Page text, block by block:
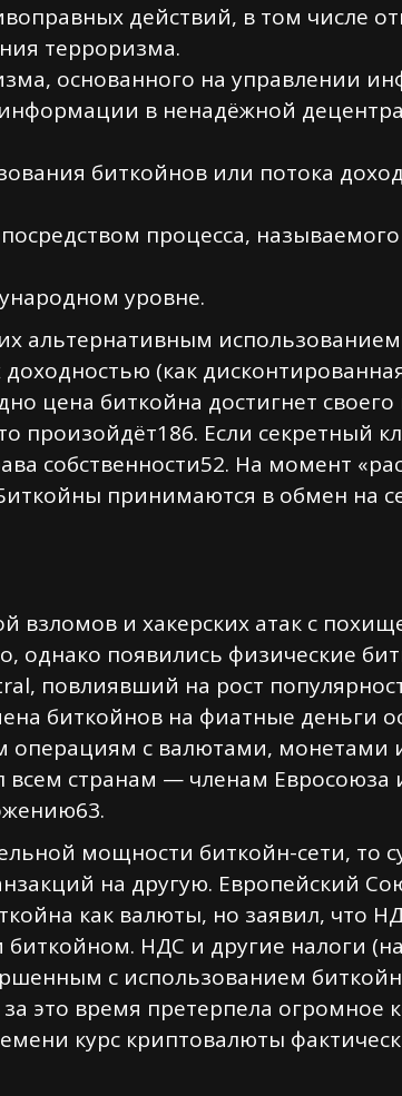
действий, в том числе
терроризма.
основанного на управлении
в ненадёжной
биткойнов или потока
процесса,
уровне.
альтернативным использованием
(как
цена биткойна достигнет своего
произойдёт186. Если секретный
собственности52. На момент
принимаются в обмен на
взломов и хакерских атак с
однако появились физические
повлиявший на рост
биткойнов на фиатные деньги
операциям с валютами, монетами
странам — членам Евросоюза
мощности биткойн-сети, то
на другую. Европейский
как валюты, но заявил, что
НДС и другие налоги
с использованием
это время претерпела огромное
курс криптовалюты